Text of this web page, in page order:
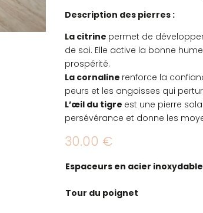
Description des pierres :
La citrine permet de
de soi. Elle active la bonne
prospérité.
La cornaline renforce la
peurs et les angoisses qui
L’œil du tigre est une pierre
persévérance et donne les
30.00 €
Espaceurs en acier inoxydable
Tour du poignet